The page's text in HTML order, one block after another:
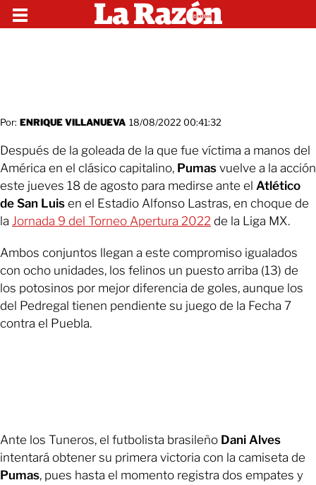
Por: ENRIQUE VILLANUEVA 18/08/2022 00:41:32
Después de la goleada de la que fue víctima a manos del
América en el clásico capitalino, Pumas vuelve a la acción
este jueves 18 de agosto para medirse ante el Atlético
de San Luis en el Estadio Alfonso Lastras, en choque de
la Jornada 9 del Torneo Apertura 2022 de la Liga MX.
Ambos conjuntos llegan a este compromiso igualados
con ocho unidades, los felinos un puesto arriba (13) de
los potosinos por mejor diferencia de goles, aunque los
del Pedregal tienen pendiente su juego de la Fecha 7
contra el Puebla.
Ante los Tuneros, el futbolista brasileño Dani Alves
intentará obtener su primera victoria con la camiseta de
Pumas, pues hasta el momento registra dos empates y